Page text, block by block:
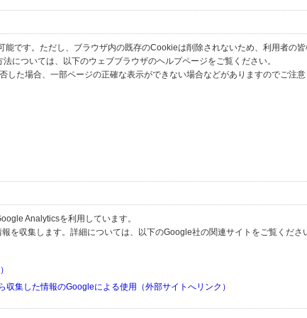
です。ただし、ブラウザ内の既存のCookieは削除されないため、利用者の
については、以下のウェブブラウザのヘルプページをご覧ください。
た場合、一部ページの正確な表示ができない場合などがありますのでご注意
Analyticsを利用しています。
を収集します。詳細については、以下のGoogle社の関連サイトをご覧くださ
集した情報のGoogleによる使用（外部サイトへリンク）